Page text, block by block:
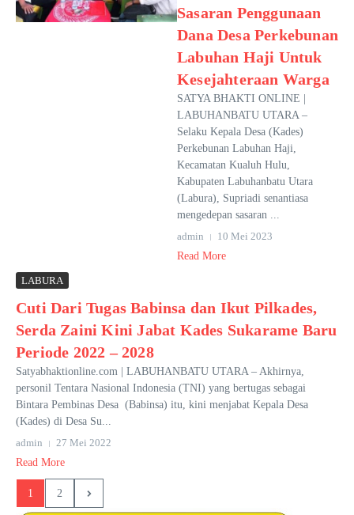
Sasaran Penggunaan
Dana Desa Perkebunan
Labuhan Haji Untuk
Kesejahteraan Warga
SATYA BHAKTI ONLINE |
LABUHANBATU UTARA –
Selaku Kepala Desa (Kades)
Perkebunan Labuhan Haji,
Kecamatan Kualuh Hulu,
Kabupaten Labuhanbatu Utara
(Labura), Supriadi senantiasa
mengedepan sasaran ...
admin
10 Mei 2023
Read More
LABURA
Cuti Dari Tugas Babinsa dan Ikut Pilkades,
Serda Zaini Kini Jabat Kades Sukarame Baru
Periode 2022 – 2028
Satyabhaktionline.com | LABUHANBATU UTARA – Akhirnya,
personil Tentara Nasional Indonesia (TNI) yang bertugas sebagai
Bintara Pembinas Desa (Babinsa) itu, kini menjabat Kepala Desa
(Kades) di Desa Su...
admin
27 Mei 2022
Read More
1 2